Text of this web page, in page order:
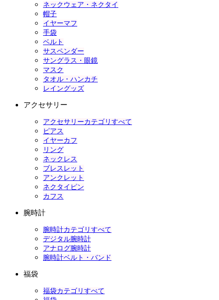
ネックウェア・ネクタイ
帽子
イヤーマフ
手袋
ベルト
サスペンダー
サングラス・眼鏡
マスク
タオル・ハンカチ
レイングッズ
アクセサリー
アクセサリーカテゴリすべて
ピアス
イヤーカフ
リング
ネックレス
ブレスレット
アンクレット
ネクタイピン
カフス
腕時計
腕時計カテゴリすべて
デジタル腕時計
アナログ腕時計
腕時計ベルト・バンド
福袋
福袋カテゴリすべて